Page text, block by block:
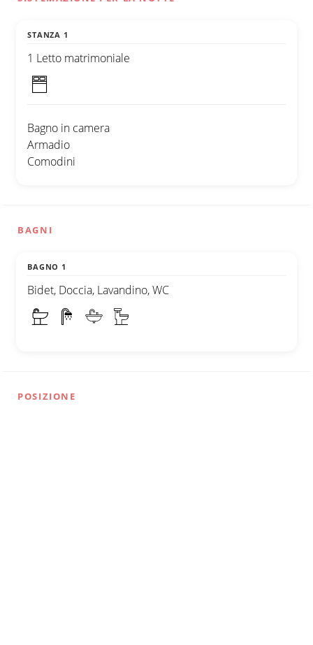
STANZA 1
1 Letto matrimoniale
Bagno in camera
Armadio
Comodini
BAGNI
BAGNO 1
Bidet, Doccia, Lavandino, WC
POSIZIONE